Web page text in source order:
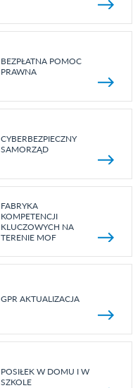
BEZPŁATNA POMOC
PRAWNA
CYBERBEZPIECZNY
SAMORZĄD
FABRYKA
KOMPETENCJI
KLUCZOWYCH NA
TERENIE MOF
GPR AKTUALIZACJA
POSIŁEK W DOMU I W
SZKOLE